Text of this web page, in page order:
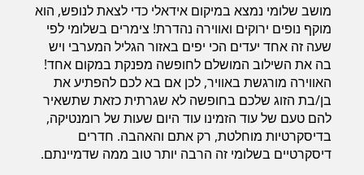
חדרים לפי שעה בהערבה
חדרים לפי שעה בעמק יזרעאל
חדרים לפי שעה במישור החוף הדרומי
מושב שלומי נמצא במיקום אידאלי כדי לצאת לנופש, הוא
מוקף נופים ירוקים ואווירה נהדרת! צימרים בשלומי לפי
שעה זה אחד יעדים הכי יפים באזור הגליל המערבי ויש
בה את השילוב המושלם לחופשה מפנקת במקום אחד!
האווירה מורגשת באוויר, לכן אם בא לכם להפתיע את
בן/בת הזוג שלכם בחופשה לא שגרתית כזאת שתשאיר
להם טעם של עוד הזמינו עוד היום שעות של רומנטיקה,
בדיסקרטיות מוחלטת, רק אתם והאהבה. חדרים
דיסקרטיים בשלומי זה הרבה יותר טוב ממה שדמיינתם.